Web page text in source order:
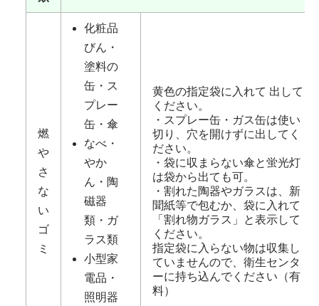
燃
や
さ
な
い
ゴ
ミ
化粧品
びん・
塗料の
缶・ス
プレー
缶・傘
なべ・
やか
ん・陶
磁器
類・ガ
ラス類
小型家
電品・
照明器
黄色の指定袋に入れて 出して
ください。
・スプレー缶・ガス缶は使い
切り、穴を開けずに出してく
ださい。
・袋に収まらない傘と蛍光灯
は袋から出ても可。
・割れた陶器やガラスは、新
聞紙等で包むか、袋に入れて
「割れ物ガラス」と表示して
ください。
指定袋に入らない物は収集し
ていませんので、衛生センタ
ーに持ち込んでください（有
料）